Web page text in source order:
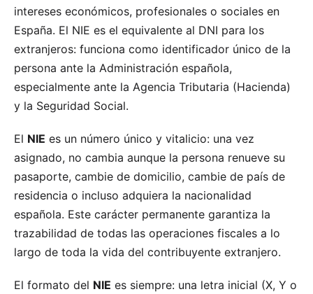
intereses económicos, profesionales o sociales en
España. El NIE es el equivalente al DNI para los
extranjeros: funciona como identificador único de la
persona ante la Administración española,
especialmente ante la Agencia Tributaria (Hacienda)
y la Seguridad Social.
El NIE es un número único y vitalicio: una vez
asignado, no cambia aunque la persona renueve su
pasaporte, cambie de domicilio, cambie de país de
residencia o incluso adquiera la nacionalidad
española. Este carácter permanente garantiza la
trazabilidad de todas las operaciones fiscales a lo
largo de toda la vida del contribuyente extranjero.
El formato del NIE es siempre: una letra inicial (X, Y o